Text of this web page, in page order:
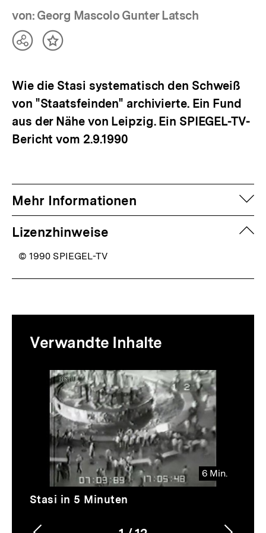
von: Georg Mascolo Gunter Latsch
TeilenInhalt
Wie die Stasi systematisch den Schweiß
von "Staatsfeinden" archivierte. Ein Fund
aus der Nähe von Leipzig. Ein SPIEGEL-TV-
Bericht vom 2.9.1990
Mehr Informationen
Lizenzhinweise
© 1990 SPIEGEL-TV
zur
Thematik
Verwandte Inhalte
Inhaltskarussell
überspringen
6 Min.
Video
Dauer
Min.
Stasi in 5 Minuten